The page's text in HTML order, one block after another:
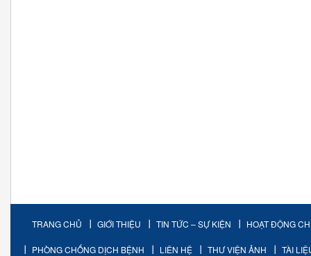
TRANG CHỦ GIỚI THIỆU TIN TỨC – SỰ KIỆN HOẠT ĐỘNG
PHÒNG CHỐNG DỊCH BỆNH LIÊN HỆ THƯ VIỆN ẢNH TÀI